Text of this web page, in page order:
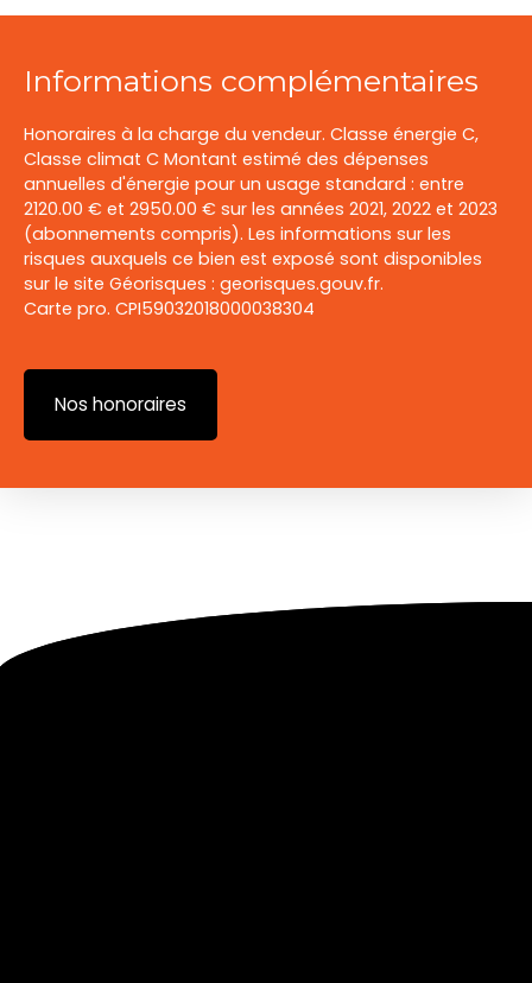
Informations complémentaires
Honoraires à la charge du vendeur. Classe énergie C,
Classe climat C Montant estimé des dépenses
annuelles d'énergie pour un usage standard : entre
2120.00 € et 2950.00 € sur les années 2021, 2022 et 2023
(abonnements compris). Les informations sur les
risques auxquels ce bien est exposé sont disponibles
sur le site Géorisques : georisques.gouv.fr.
Carte pro. CPI59032018000038304
Nos honoraires